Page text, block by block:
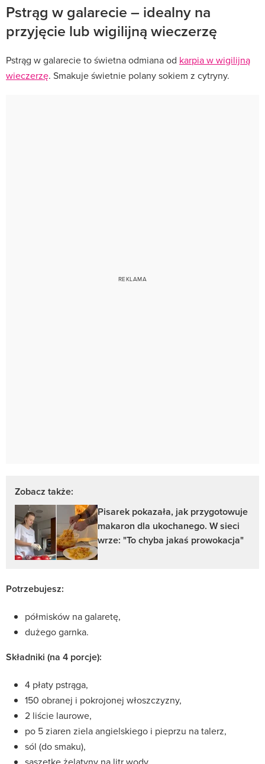
Pstrąg w galarecie – idealny na
przyjęcie lub wigilijną wieczerzę
Pstrąg w galarecie to świetna odmiana od karpia w wigilijną
wieczerzę. Smakuje świetnie polany sokiem z cytryny.
Zobacz także:
Pisarek pokazała, jak przygotowuje
makaron dla ukochanego. W sieci
wrze: "To chyba jakaś prowokacja"
Potrzebujesz:
półmisków na galaretę,
dużego garnka.
Składniki (na 4 porcje):
4 płaty pstrąga,
150 obranej i pokrojonej włoszczyzny,
2 liście laurowe,
po 5 ziaren ziela angielskiego i pieprzu na talerz,
sól (do smaku),